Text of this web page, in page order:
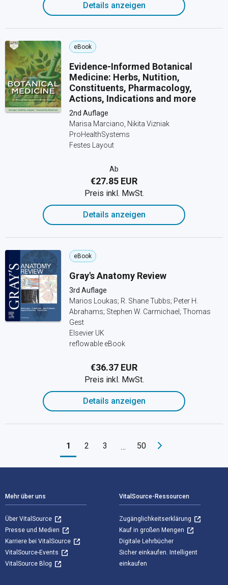
Details anzeigen
eBook
Evidence-Informed Botanical
Medicine: Herbs, Nutition,
Constituents, Pharmacology,
Actions, Indications and more
2nd Auflage
Marisa Marciano, Nikita Vizniak
ProHealthSystems
Festes Layout
Ab
€27.85 EUR
Preis inkl. MwSt.
Details anzeigen
eBook
Gray's Anatomy Review
3rd Auflage
Marios Loukas; R. Shane Tubbs; Peter H.
Abrahams; Stephen W. Carmichael; Thomas
Gest
Elsevier UK
reflowable eBook
€36.37 EUR
Preis inkl. MwSt.
Details anzeigen
1 2 3 … 50
Mehr über uns
Über VitalSource
Presse und Medien
Karriere bei VitalSource
VitalSource-Events
VitalSource Blog
VitalSource-Ressourcen
Zugänglichkeitserklärung
Kauf in großen Mengen
Digitale Lehrbücher
Sicher einkaufen. Intelligent
einkaufen